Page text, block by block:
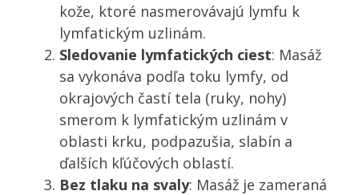
kože, ktoré nasmerovávajú lymfu k
lymfatickým uzlinám.
Sledovanie lymfatických ciest: Masáž
sa vykonáva podľa toku lymfy, od
okrajových častí tela (ruky, nohy)
smerom k lymfatickým uzlinám v
oblasti krku, podpazušia, slabín a
ďalších kľúčových oblastí.
Bez tlaku na svaly: Masáž je zameraná